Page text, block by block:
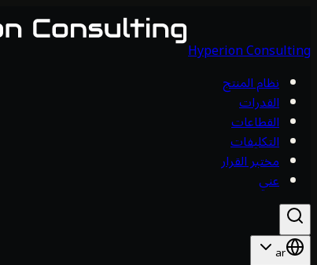
Hyperion Consulting
نظام المنتج
القدرات
القطاعات
التكليفات
مختبر القرار
عني
ar